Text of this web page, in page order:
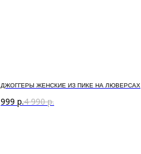
ДЖОГГЕРЫ ЖЕНСКИЕ ИЗ ПИКЕ НА ЛЮВЕРСАХ
999 р.4 990 р.